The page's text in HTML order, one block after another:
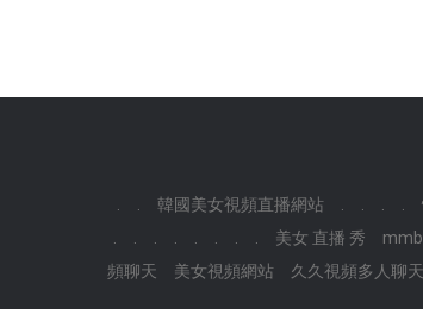
韓國美女視頻直播網站
美女 直播 秀
頻聊天
美女視頻網站 久久視頻多人聊